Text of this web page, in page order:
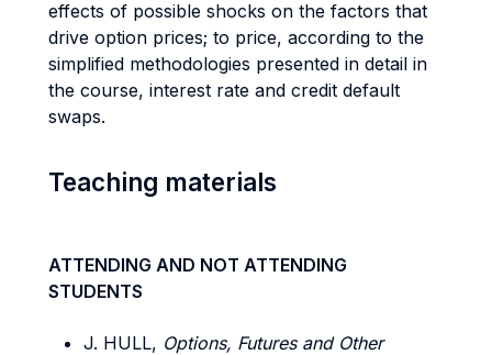
effects of possible shocks on the factors that
drive option prices; to price, according to the
simplified methodologies presented in detail in
the course, interest rate and credit default
swaps.
Teaching materials
ATTENDING AND NOT ATTENDING
STUDENTS
J. HULL, Options, Futures and Other